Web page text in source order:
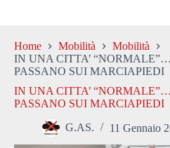
Home Mobilità
Mobilità
IN UNA CITTA’
PASSANO SUI MARCIAPIEDI
IN UNA CITTA’
PASSANO SUI MARCIAPIEDI
G.AS. 11 Gennaio